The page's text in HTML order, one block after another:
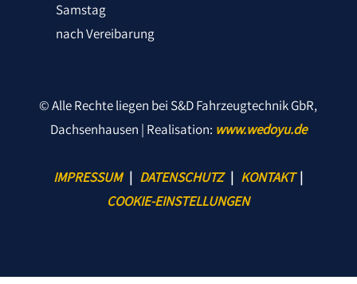
Samstag
nach Vereibarung
© Alle Rechte liegen bei S&D Fahrzeugtechnik GbR,
Dachsenhausen | Realisation: www.wedoyu.de
IMPRESSUM| DATENSCHUTZ| KONTAKT|
COOKIE-EINSTELLUNGEN